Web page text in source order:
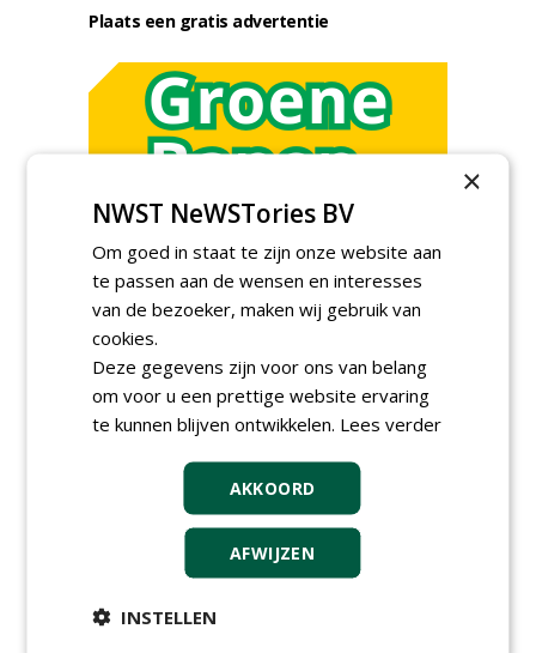
Plaats een gratis advertentie
AGENDA
Klankbordsessies moeten
bijdragen aan uniform
aanbesteden van duurzame
woensdag 23 september 2026
t/m dinsdag 29 september 2026
Nationale Grasdag strijkt
neer in MAC³PARK Stadion
van PEC Zwolle
Save the Date: Green Gala op
woensdag 2 december
woensdag 2 december 2026
×
NWST NeWSTories BV
Om goed in staat te zijn onze website aan
te passen aan de wensen en interesses
van de bezoeker, maken wij gebruik van
cookies.
Deze gegevens zijn voor ons van belang
om voor u een prettige website ervaring
te kunnen blijven ontwikkelen. Lees verder
AKKOORD
AFWIJZEN
INSTELLEN